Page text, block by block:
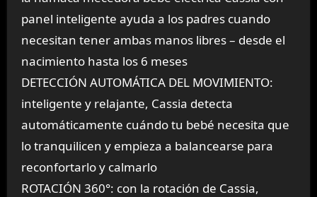
panel inteligente ayuda a los padres cuando
necesitan tener ambas manos libres – desde el
nacimiento hasta los 6 meses
DETECCIÓN AUTOMÁTICA DEL MOVIMIENTO:
inteligente y relajante, Cassia detecta
automáticamente cuándo tu bebé necesita que
lo tranquilicen y empieza a balancearse para
reconfortarlo y calmarlo
ROTACIÓN 360°: con la rotación de Cassia,